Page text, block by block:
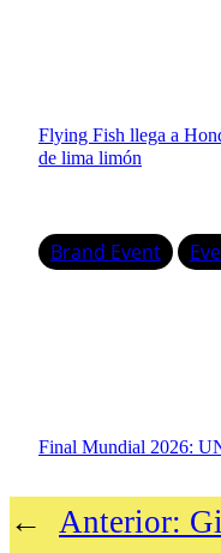
Flying Fish llega a
de lima limón
Brand Event
Final Mundial 2026:
← Anterior: